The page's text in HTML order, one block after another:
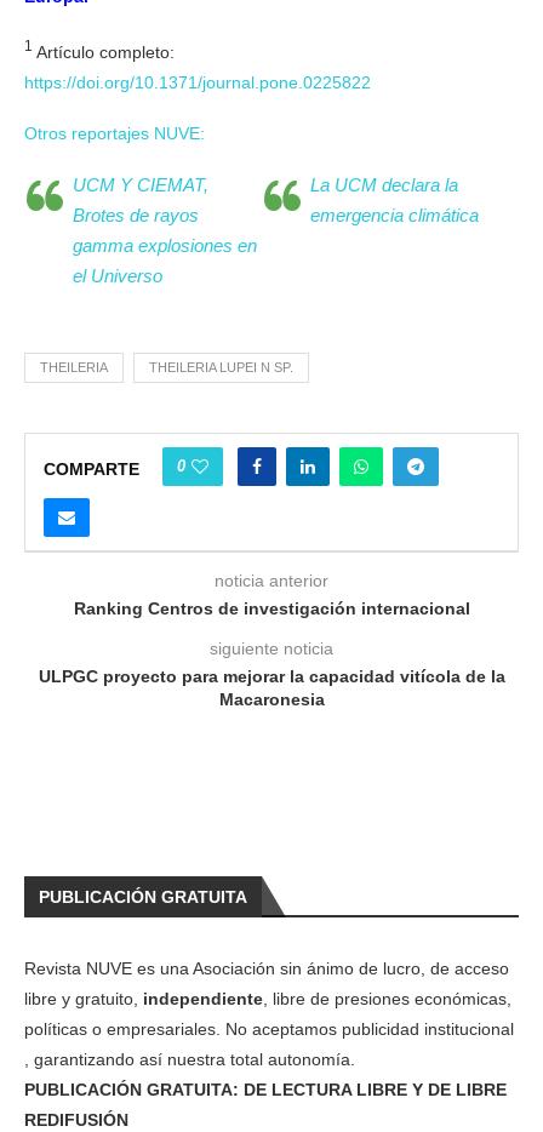
1 Artículo completo:
https://doi.org/10.1371/journal.pone.0225822
Otros reportajes NUVE:
UCM Y CIEMAT,
Brotes de rayos
gamma explosiones en
el Universo
La UCM declara la
emergencia climática
THEILERIA THEILERIA LUPEI N SP.
COMPARTE 0
noticia anterior
Ranking Centros de investigación internacional
siguiente noticia
ULPGC proyecto para mejorar la capacidad vitícola de la
Macaronesia
PUBLICACIÓN GRATUITA
Revista NUVE es una Asociación sin ánimo de lucro, de acceso
libre y gratuito, independiente , libre de presiones económicas,
políticas o empresariales. No aceptamos publicidad institucional
, garantizando así nuestra total autonomía.
PUBLICACIÓN GRATUITA: DE LECTURA LIBRE Y DE LIBRE
REDIFUSIÓN